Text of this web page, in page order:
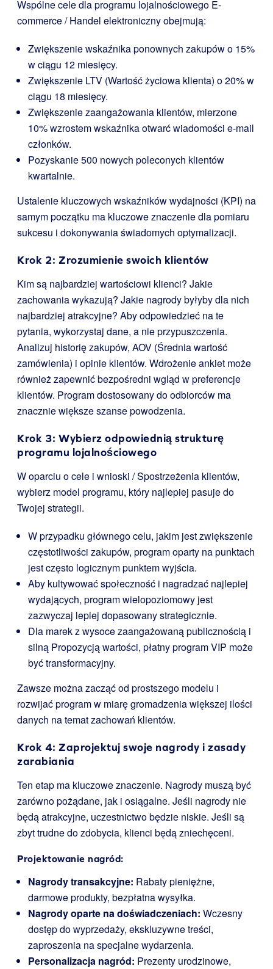
Wspólne cele dla programu lojalnościowego E-
commerce / Handel elektroniczny obejmują:
Zwiększenie wskaźnika ponownych zakupów o 15%
w ciągu 12 miesięcy.
Zwiększenie LTV (Wartość życiowa klienta) o 20% w
ciągu 18 miesięcy.
Zwiększenie zaangażowania klientów, mierzone
10% wzrostem wskaźnika otwarć wiadomości e-mail
członków.
Pozyskanie 500 nowych poleconych klientów
kwartalnie.
Ustalenie kluczowych wskaźników wydajności (KPI) na
samym początku ma kluczowe znaczenie dla pomiaru
sukcesu i dokonywania świadomych optymalizacji.
Krok 2: Zrozumienie swoich klientów
Kim są najbardziej wartościowi klienci? Jakie
zachowania wykazują? Jakie nagrody byłyby dla nich
najbardziej atrakcyjne? Aby odpowiedzieć na te
pytania, wykorzystaj dane, a nie przypuszczenia.
Analizuj historię zakupów, AOV (Średnia wartość
zamówienia) i opinie klientów. Wdrożenie ankiet może
również zapewnić bezpośredni wgląd w preferencje
klientów. Program dostosowany do odbiorców ma
znacznie większe szanse powodzenia.
Krok 3: Wybierz odpowiednią strukturę
programu lojalnościowego
W oparciu o cele i wnioski / Spostrzeżenia klientów,
wybierz model programu, który najlepiej pasuje do
Twojej strategii.
W przypadku głównego celu, jakim jest zwiększenie
częstotliwości zakupów, program oparty na punktach
jest często logicznym punktem wyjścia.
Aby kultywować społeczność i nagradzać najlepiej
wydających, program wielopoziomowy jest
zazwyczaj lepiej dopasowany strategicznie.
Dla marek z wysoce zaangażowaną publicznością i
silną Propozycją wartości, płatny program VIP może
być transformacyjny.
Zawsze można zacząć od prostszego modelu i
rozwijać program w miarę gromadzenia większej ilości
danych na temat zachowań klientów.
Krok 4: Zaprojektuj swoje nagrody i zasady
zarabiania
Ten etap ma kluczowe znaczenie. Nagrody muszą być
zarówno pożądane, jak i osiągalne. Jeśli nagrody nie
będą atrakcyjne, uczestnictwo będzie niskie. Jeśli są
zbyt trudne do zdobycia, klienci będą zniechęceni.
Projektowanie nagród:
Nagrody transakcyjne: Rabaty pieniężne,
darmowe produkty, bezpłatna wysyłka.
Nagrody oparte na doświadczeniach: Wczesny
dostęp do wyprzedaży, ekskluzywne treści,
zaproszenia na specjalne wydarzenia.
Personalizacja nagród: Prezenty urodzinowe,